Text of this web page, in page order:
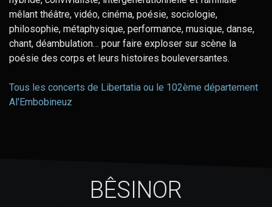
mêlant théâtre, vidéo, cinéma, poésie, sociologie,
philosophie, métaphysique, performance, musique, danse,
chant, déambulation… pour faire exploser sur scène la
poésie des corps et leurs histoires bouleversantes.
Tous les concerts de Libertatia ou le 102ème département
Al'Embobineuz
BÊSINOR